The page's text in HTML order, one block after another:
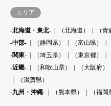
エリア
-北海道・東北- （北海道） （青
-中部-
（静岡県） （富山県）
-関東-
（埼玉県） （東京都）
-近畿-
（和歌山県） （大阪府）
（滋賀県）
-九州・沖縄-
（熊本県） （福岡